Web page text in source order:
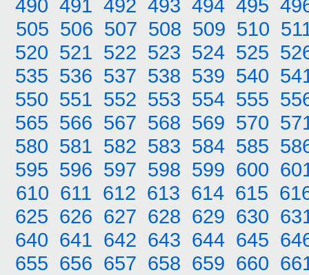
490 491 492 493 494 495
505 506 507 508 509 510
520 521 522 523 524 525
535 536 537 538 539 540
550 551 552 553 554 555
565 566 567 568 569 570
580 581 582 583 584 585
595 596 597 598 599 600
610 611 612 613 614 615
625 626 627 628 629 630
640 641 642 643 644 645
655 656 657 658 659 660